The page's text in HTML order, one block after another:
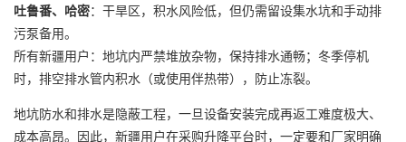
吐鲁番、哈密：干旱区，积水风险低，但仍需留设集水坑和手动排
污泵备用。
所有新疆用户：地坑内严禁堆放杂物，保持排水通畅；冬季停机
时，排空排水管内积水（或使用伴热带），防止冻裂。
地坑防水和排水是隐蔽工程，一旦设备安装完成再返工难度极大、
成本高昂。因此，新疆用户在采购升降平台时，一定要和厂家明确